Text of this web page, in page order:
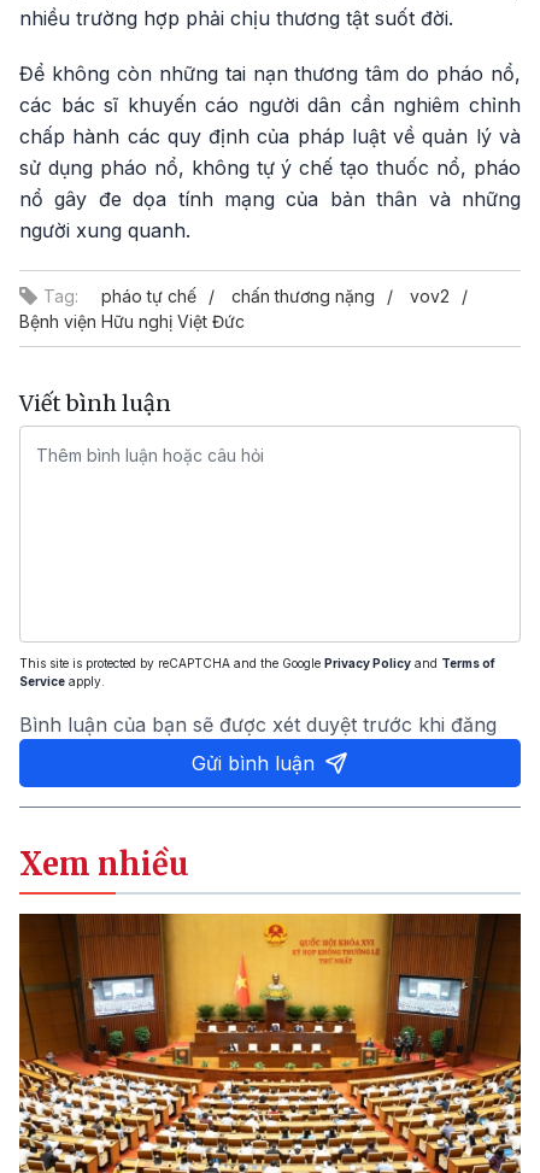
nhiều trường hợp phải chịu thương tật suốt đời.
Để không còn những tai nạn thương tâm do pháo nổ,
các bác sĩ khuyến cáo người dân cần nghiêm chỉnh
chấp hành các quy định của pháp luật về quản lý và
sử dụng pháo nổ, không tự ý chế tạo thuốc nổ, pháo
nổ gây đe dọa tính mạng của bản thân và những
người xung quanh.
Tag: pháo tự chế chấn thương nặng
vov2
Bệnh viện Hữu nghị Việt Đức
Viết bình luận
This site is protected by reCAPTCHA and the Google Privacy Policy and Terms of
Service apply.
Bình luận của bạn sẽ được xét duyệt trước khi đăng
Gửi bình luận
Xem nhiều